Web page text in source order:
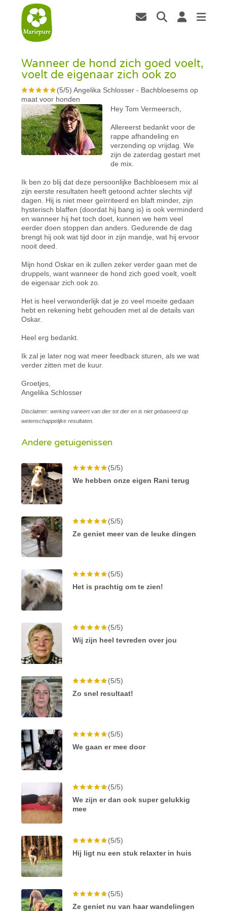
Wanneer de hond zich goed voelt,
voelt de eigenaar zich ook zo
(5/5)Angelika Schlosser - Bachbloesems op
maat voor honden
Hey Tom Vermeersch,
Allereerst bedankt voor de
rappe afhandeling en
verzending op vrijdag. We
zijn de zaterdag gestart met
de mix.
Ik ben zo blij dat deze persoonlijke Bachbloesem mix al
zijn eerste resultaten heeft getoond achter slechts vijf
dagen. Hij is niet meer geïrriteerd en blaft minder, zijn
hysterisch blaffen (doordat hij bang is) is ook verminderd
en wanneer hij het toch doet, kunnen we hem veel
eerder doen stoppen dan anders. Gedurende de dag
brengt hij ook wat tijd door in zijn mandje, wat hij ervoor
nooit deed.
Mijn hond Oskar en ik zullen zeker verder gaan met de
druppels, want wanneer de hond zich goed voelt, voelt
de eigenaar zich ook zo.
Het is heel verwonderlijk dat je zo veel moeite gedaan
hebt en rekening hebt gehouden met al de details van
Oskar.
Heel erg bedankt.
Ik zal je later nog wat meer feedback sturen, als we wat
verder zitten met de kuur.
Groetjes,
Angelika Schlosser
Disclaimer: werking varieert van dier tot dier en is niet gebaseerd op
wetenschappelijke resultaten.
Andere getuigenissen
(5/5)
We hebben onze eigen Rani terug
(5/5)
Ze geniet meer van de leuke dingen
(5/5)
Het is prachtig om te zien!
(5/5)
Wij zijn heel tevreden over jou
(5/5)
Zo snel resultaat!
(5/5)
We gaan er mee door
(5/5)
We zijn er dan ook super gelukkig
mee
(5/5)
Hij ligt nu een stuk relaxter in huis
(5/5)
Ze geniet nu van haar wandelingen